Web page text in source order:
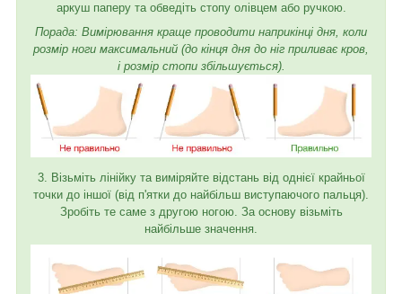
аркуш паперу та обведіть стопу олівцем або ручкою.
Порада: Вимірювання краще проводити наприкінці дня, коли
розмір ноги максимальний (до кінця дня до ніг приливає кров,
і розмір стопи збільшується).
3. Візьміть лінійку та виміряйте відстань від однієї крайньої
точки до іншої (від п'ятки до найбільш виступаючого пальця).
Зробіть те саме з другою ногою. За основу візьміть
найбільше значення.